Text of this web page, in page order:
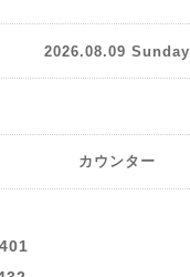
2026.08.09 Sunday
カウンター
401